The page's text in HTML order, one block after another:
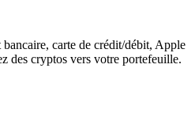
carte de crédit/débit, Apple
des cryptos vers votre portefeuille.